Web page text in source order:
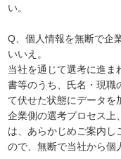
い。
Q、個人情報を無断で企
いいえ。
当社を通じて選考に進ま
書等のうち、氏名・現職
て伏せた状態にデータを
企業側の選考プロセス上
は、あらかじめご案内し
ので、無断で当社から個